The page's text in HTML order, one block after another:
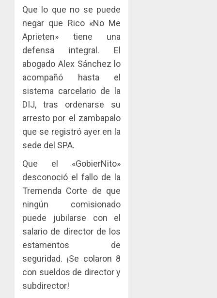
Que lo que no se puede
negar que Rico «No Me
Aprieten» tiene una
defensa integral. El
abogado Alex Sánchez lo
acompañó hasta el
sistema carcelario de la
DIJ, tras ordenarse su
arresto por el zambapalo
que se registró ayer en la
sede del SPA.
Que el «GobierNito»
desconoció el fallo de la
Tremenda Corte de que
ningún comisionado
puede jubilarse con el
salario de director de los
estamentos de
seguridad. ¡Se colaron 8
con sueldos de director y
subdirector!